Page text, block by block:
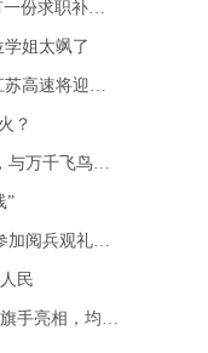
职补贴待领取
姐太飒了
迎车流最高峰
？
千飞鸟为邻
”
礼，他们想说…
民
相，均为“90后